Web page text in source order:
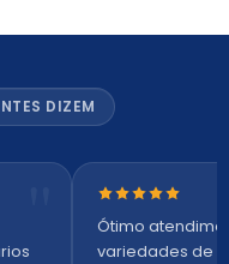
DIZEM
Nota 5 de 5
Ótimo
variedades de